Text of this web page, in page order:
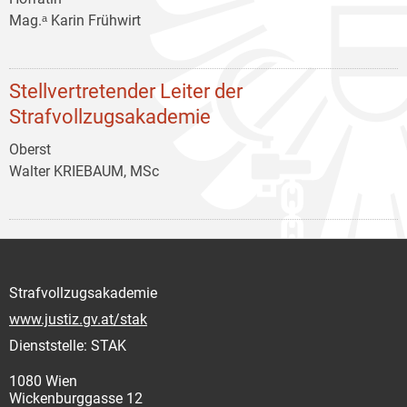
Mag.ᵃ Karin Frühwirt
Stellvertretender Leiter der
Strafvollzugsakademie
Oberst
Walter KRIEBAUM, MSc
Strafvollzugsakademie
www.justiz.gv.at/stak
Dienststelle: STAK
1080 Wien
Wickenburggasse 12